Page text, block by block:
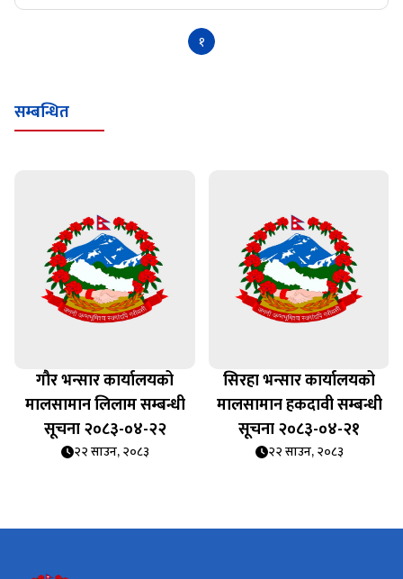
१
सम्बन्धित
गौर भन्सार कार्यालयको
मालसामान लिलाम सम्बन्धी
सूचना २०८३-०४-२२
२२ साउन, २०८३
सिरहा भन्सार कार्यालयको
मालसामान हकदावी सम्बन्धी
सूचना २०८३-०४-२१
२२ साउन, २०८३